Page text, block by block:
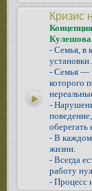
Кризис
- Семья, в
установки.
- Семья —
которого
-
оберегать
- В каждом
жизни.
- Всегда
работу
- Процесс